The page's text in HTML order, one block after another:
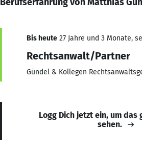
Bis heute 27 Jahre und 3 Monate,
Rechtsanwalt/Partner
Gündel & Kollegen
Logg Dich jetzt ein, um das
sehen.